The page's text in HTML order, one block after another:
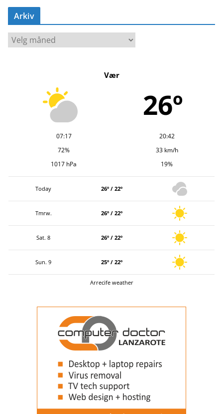
Arkiv
A
r
Vær
26º
07:17
20:42
72%
33 km/h
1017 hPa
19%
Today 26º / 22º
Tmrw. 26º / 22º
Sat. 8 26º / 22º
Sun. 9 25º / 22º
Arrecife weather